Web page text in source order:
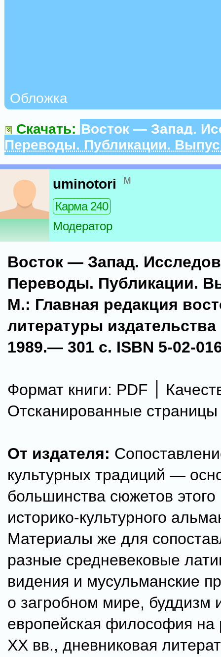
Обложка
Скачать: Восток — Запад.
Переводы. Публикации.
uminotori м
Карма 240
Модератор
Восток — Запад.
Переводы. Публикации.
М.: Главная редакция
литературы
1989.— 301 с. ISBN 5-02-
Формат книги: PDF ׀ Качество:
Отсканированные страницы
От издателя:
культурных традиций —
большинства сюжетов этого
историко-культурного
Материалы же для
разные средневековые
видения и мусульманские
о загробном мире, буддизм
европейская философия на
XX вв., дневниковая